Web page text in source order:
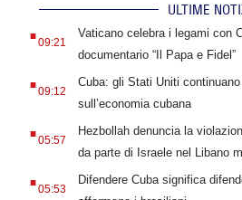
ULTIME
.09:21
Vaticano celebra i legami con
documentario “Il Papa e Fidel”
.09:12
Cuba: gli Stati Uniti
sull’economia cubana
.05:57
Hezbollah denuncia la
da parte di Israele nel Libano
.05:53
Difendere Cuba significa